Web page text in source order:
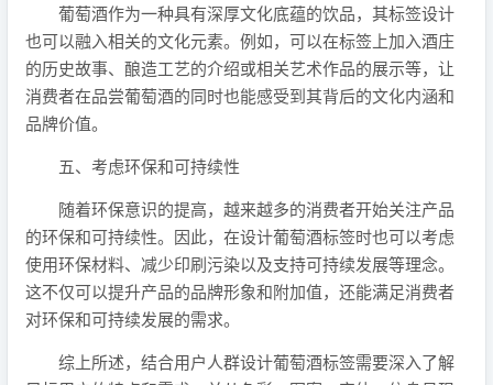
葡萄酒作为一种具有深厚文化底蕴的饮品，其标签设计
也可以融入相关的文化元素。例如，可以在标签上加入酒庄
的历史故事、酿造工艺的介绍或相关艺术作品的展示等，让
消费者在品尝葡萄酒的同时也能感受到其背后的文化内涵和
品牌价值。
五、考虑环保和可持续性
随着环保意识的提高，越来越多的消费者开始关注产品
的环保和可持续性。因此，在设计葡萄酒标签时也可以考虑
使用环保材料、减少印刷污染以及支持可持续发展等理念。
这不仅可以提升产品的品牌形象和附加值，还能满足消费者
对环保和可持续发展的需求。
综上所述，结合用户人群设计葡萄酒标签需要深入了解